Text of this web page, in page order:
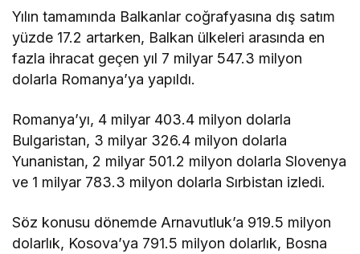
Yılın tamamında Balkanlar coğrafyasına dış satım
yüzde 17.2 artarken, Balkan ülkeleri arasında en
fazla ihracat geçen yıl 7 milyar 547.3 milyon
dolarla Romanya’ya yapıldı.
Romanya’yı, 4 milyar 403.4 milyon dolarla
Bulgaristan, 3 milyar 326.4 milyon dolarla
Yunanistan, 2 milyar 501.2 milyon dolarla Slovenya
ve 1 milyar 783.3 milyon dolarla Sırbistan izledi.
Söz konusu dönemde Arnavutluk’a 919.5 milyon
dolarlık, Kosova’ya 791.5 milyon dolarlık, Bosna